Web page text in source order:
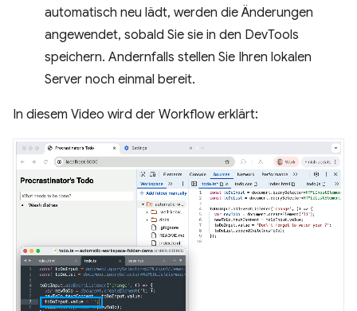
automatisch neu lädt, werden die Änderungen
angewendet, sobald Sie sie in den DevTools
speichern. Andernfalls stellen Sie Ihren lokalen
Server noch einmal bereit.
In diesem Video wird der Workflow erklärt: